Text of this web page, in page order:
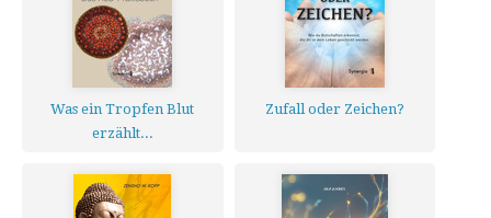
Was ein Tropfen Blut
erzählt...
Zufall oder Zeichen?